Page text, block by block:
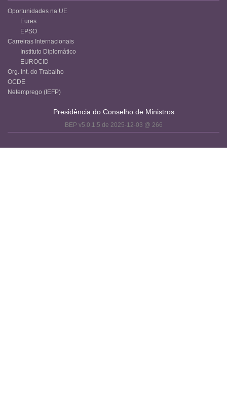
Oportunidades na UE
Eures
EPSO
Carreiras Internacionais
Instituto Diplomático
EUROCID
Org. Int. do Trabalho
OCDE
Netemprego (IEFP)
Presidência do Conselho de Ministros
BEP v5.0.1.5 de 2025-12-03 @ 266